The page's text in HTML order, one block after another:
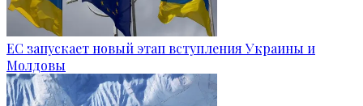
ЕС запускает новый этап вступления Украины и
Молдовы